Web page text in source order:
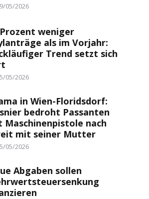
05/2026
weniger
als im Vorjahr:
Trend setzt sich
05/2026
in Wien-Floridsdorf:
bedroht Passanten
Maschinenpistole nach
mit seiner Mutter
05/2026
Abgaben sollen